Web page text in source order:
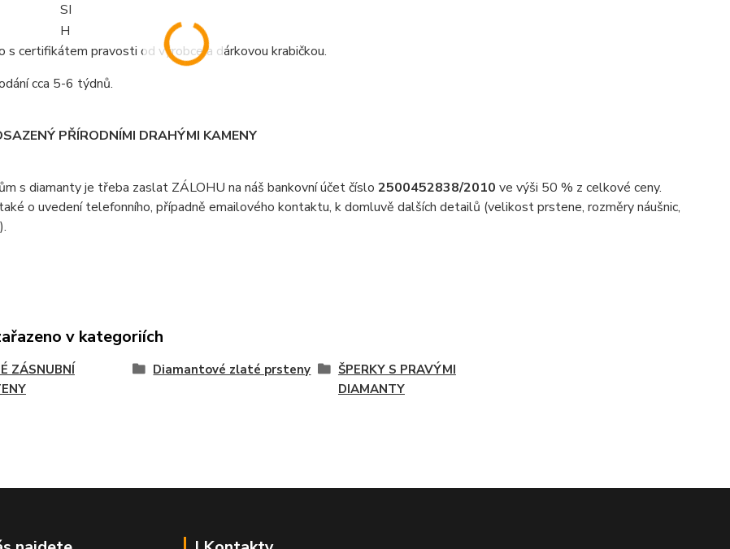
SI
H
s certifikátem pravosti od výrobce a dárkovou krabičkou.
cca 5-6 týdnů.
PŘÍRODNÍMI DRAHÝMI KAMENY
s diamanty je třeba zaslat ZÁLOHU na náš bankovní účet číslo 2500452838/2010 ve výši 50 % z celkové ceny.
o uvedení telefonního, případně emailového kontaktu, k domluvě dalších detailů (velikost prstene, rozměry náušnic,
v kategoriích
ZÁSNUBNÍ
Diamantové zlaté prsteny
ŠPERKY S PRAVÝMI
DIAMANTY